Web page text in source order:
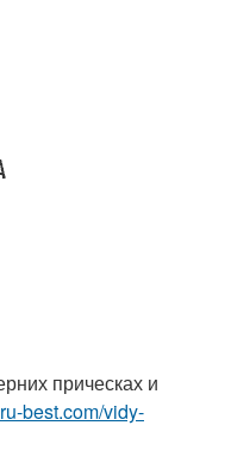
прическах и
best.com/vidy-